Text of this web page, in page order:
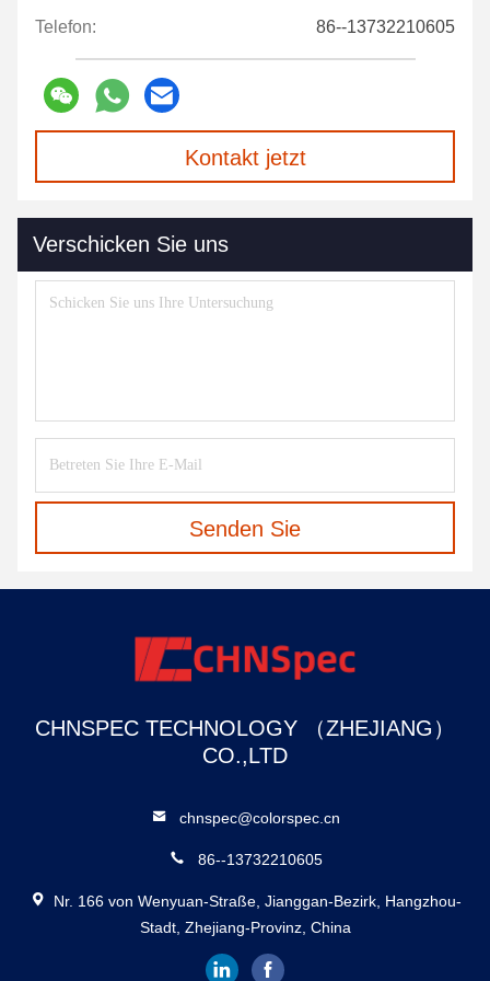
Telefon: 86--13732210605
Kontakt jetzt
Verschicken Sie uns
Senden Sie
CHNSPEC TECHNOLOGY （ZHEJIANG）
CO.,LTD
chnspec@colorspec.cn
86--13732210605
Nr. 166 von Wenyuan-Straße, Jianggan-Bezirk, Hangzhou-
Stadt, Zhejiang-Provinz, China